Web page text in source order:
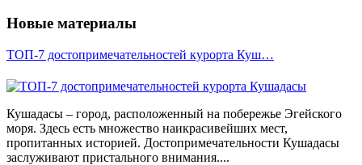
Новые материалы
ТОП-7 достопримечательностей курорта Куш…
Кушадасы – город, расположенный на побережье Эгейского
моря. Здесь есть множество наикрасивейших мест,
пропитанных историей. Достопримечательности Кушадасы
заслуживают пристального внимания....